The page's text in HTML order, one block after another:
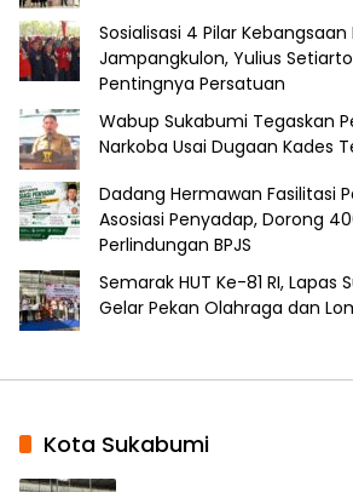
Sosialisasi 4 Pilar Kebangsaan
Jampangkulon, Yulius
Pentingnya Persatuan
Wabup Sukabumi Tegaskan
Narkoba Usai Dugaan Kades
Dadang Hermawan Fasilitasi
Asosiasi Penyadap, Dorong
Perlindungan BPJS
Semarak HUT Ke-81 RI, Lapas
Gelar Pekan Olahraga dan
Kota Sukabumi